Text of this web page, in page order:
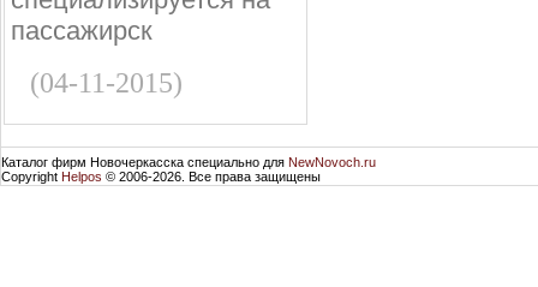
пассажирск
(04-11-2015)
Каталог фирм Новочеркасска специально для NewNovoch.ru
Copyright Helpos © 2006-2026. Все права защищены